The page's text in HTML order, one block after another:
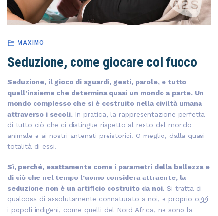
MAXIMO
Seduzione, come giocare col fuoco
Seduzione, il gioco di sguardi, gesti, parole, e tutto
quell’insieme che determina quasi un mondo a parte. Un
mondo complesso che si è costruito nella civiltà umana
attraverso i secoli. In pratica, la rappresentazione perfetta
di tutto ciò che ci distingue rispetto al resto del mondo
animale e ai nostri antenati preistorici. O meglio, dalla quasi
totalità di essi.
Sì, perché, esattamente come i parametri della bellezza e
di ciò che nel tempo l’uomo considera attraente, la
seduzione non è un artificio costruito da noi. Si tratta di
qualcosa di assolutamente connaturato a noi, e proprio oggi
i popoli indigeni, come quelli del Nord Africa, ne sono la